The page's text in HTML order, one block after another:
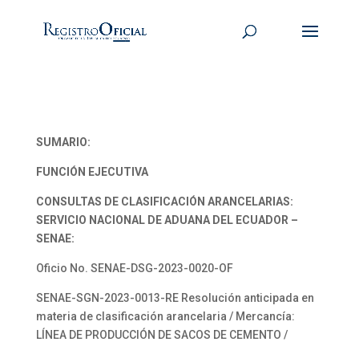
SUMARIO:
FUNCIÓN EJECUTIVA
CONSULTAS DE CLASIFICACIÓN ARANCELARIAS:
SERVICIO NACIONAL DE ADUANA DEL ECUADOR –
SENAE:
Oficio No. SENAE-DSG-2023-0020-OF
SENAE-SGN-2023-0013-RE Resolución anticipada en
materia de clasificación arancelaria / Mercancía:
LÍNEA DE PRODUCCIÓN DE SACOS DE CEMENTO /